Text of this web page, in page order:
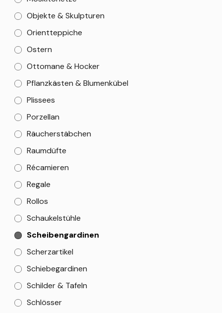
Objekte & Skulpturen
Orientteppiche
Ostern
Ottomane & Hocker
Pflanzkästen & Blumenkübel
Plissees
Porzellan
Räucherstäbchen
Raumdüfte
Récamieren
Regale
Rollos
Schaukelstühle
Scheibengardinen
Scherzartikel
Schiebegardinen
Schilder & Tafeln
Schlösser